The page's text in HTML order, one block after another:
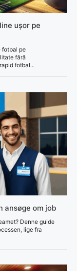
ușor pe
fotbal pe
fără
fotbal...
ansøge om job
Denne guide
lige fra